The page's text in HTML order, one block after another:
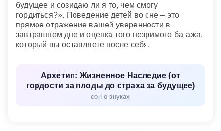
будущее и созидаю ли я то, чем смогу
гордиться?». Поведение детей во сне – это
прямое отражение вашей уверенности в
завтрашнем дне и оценка того незримого багажа,
который вы оставляете после себя.
Архетип: Жизненное Наследие (от
гордости за плоды до страха за будущее)
сон о внуках